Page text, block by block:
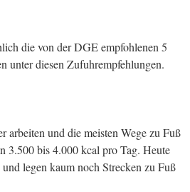
die von der DGE empfohlenen 5
unter diesen Zufuhrempfehlungen.
arbeiten und die meisten Wege zu Fuß
3.500 bis 4.000 kcal pro Tag. Heute
legen kaum noch Strecken zu Fuß